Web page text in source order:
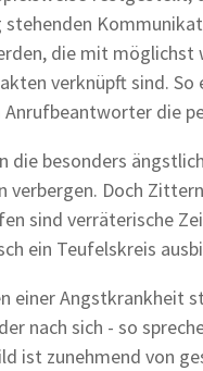
stehenden
die mit möglichst
verknüpft sind.
die
die besonders
verbergen. Doch
sind verräterische
ein Teufelskreis
einer Angstkrankheit
nach sich - so
ist zunehmend von